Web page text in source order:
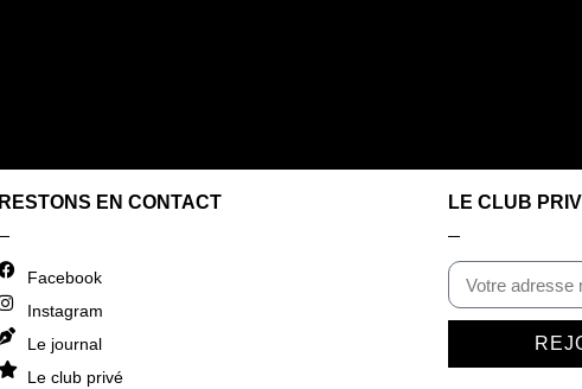
RESTONS EN CONTACT
Facebook
Instagram
Le journal
Le club privé
LE CLUB